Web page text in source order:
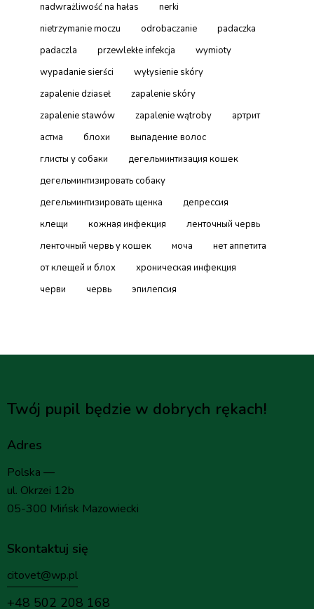
nadwrażliwość na hałas
nerki
nietrzymanie moczu
odrobaczanie
padaczka
padaczla
przewlekłe infekcja
wymioty
wypadanie sierści
wyłysienie skóry
zapalenie dziaseł
zapalenie skóry
zapalenie stawów
zapalenie wątroby
артрит
астма
блохи
выпадение волос
глисты у собаки
дегельминтизация кошек
дегельминтизировать собаку
дегельминтизировать щенка
депрессия
клещи
кожная инфекция
ленточный червь
ленточный червь у кошек
моча
нет аппетита
от клещей и блох
хроническая инфекция
черви
червь эпилепсия
Twój pupil będzie w dobrych rękach!
Adres
Polska —
ul. Okrzei 12b
05-300 Mińsk Mazowiecki
Skontaktuj się
citovet@wp.pl
+48 502 208 168